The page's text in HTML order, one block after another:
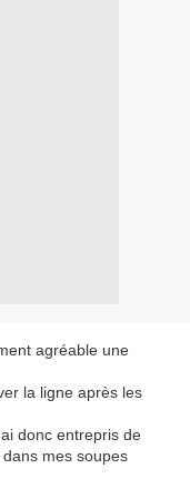
agréable une
la ligne après les
donc entrepris de
mes soupes